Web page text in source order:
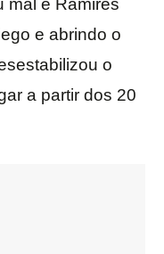
mal e Ramires
e abrindo o
o
a partir dos 20